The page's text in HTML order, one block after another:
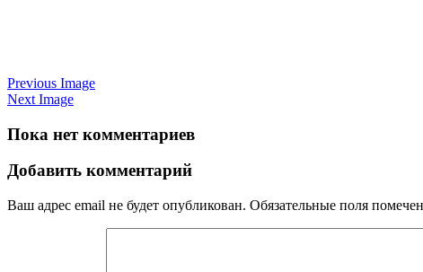
Previous Image
Next Image
Пока нет комментариев
Добавить комментарий
Ваш адрес email не будет опубликован. Обязательные поля